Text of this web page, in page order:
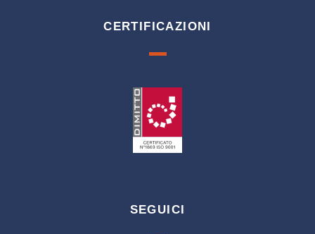
CERTIFICAZIONI
SEGUICI